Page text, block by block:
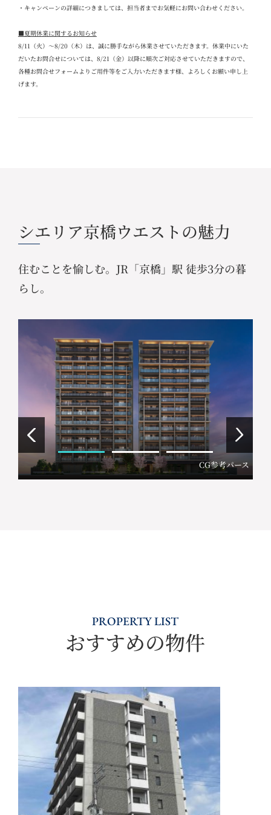
・キャンペーンの詳細につきましては、担当者までお気軽にお問い合わせください。
■夏期休業に関するお知らせ
8/11 （火）～8/20（木）は、誠に勝手ながら休業させていただきます。休業中にいた
だいたお問合せについては、 8/21 （金）以降に順次ご対応させていただきますので、
各種お問合せフォームよりご用件等をご入力いただきます様、よろしくお願い申し上
げます。
シエリア京橋ウエストの魅力
住むことを愉しむ。JR「京橋」駅 徒歩3分の暮
らし。
CG参考パース
PROPERTY LIST
おすすめの物件